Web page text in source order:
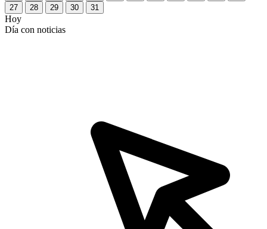
27
28 29 30 31
Hoy
Día con noticias